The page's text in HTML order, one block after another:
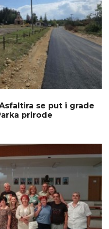
se put i grade
prirode